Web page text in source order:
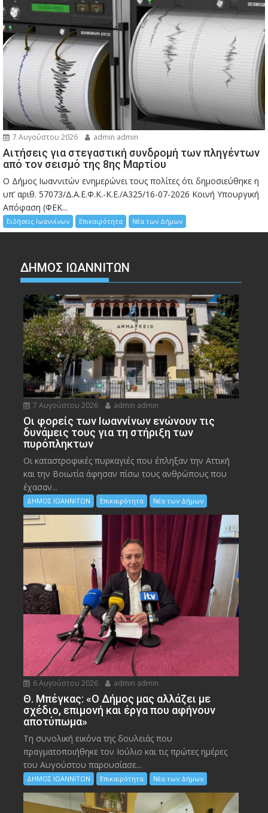
7 Αυγούστου 2026 admin admin
Αιτήσεις για στεγαστική συνδρομή των πληγέντων
από τον σεισμό της 8ης Μαρτίου
Ο Δήμος Ιωαννιτών ενημερώνει τους πολίτες ότι δημοσιεύθηκε η
υπ’ αριθ. 57073/Δ.Α.Ε.Φ.Κ.-Κ.Ε./Α325/16-07-2026 Κοινή Υπουργική
Απόφαση (ΦΕΚ...
Ειδήσεις Ιωαννίνων Επικαιρότητα Νέα των Δήμων
ΔΗΜΟΣ ΙΩΑΝΝΙΤΩΝ
7 Αυγούστου 2026 admin admin
Οι φορείς των Ιωαννίνων ενώνουν τις
δυνάμεις τους για τη στήριξη των
πυρόπληκτων
Οι καταστροφικές πυρκαγιές που έπληξαν την Αττική
και την Bοιωτία άφησαν πίσω τους ανθρώπους που
έχασαν...
ΔΗΜΟΣ ΙΩΑΝΝΙΤΩΝ Επικαιρότητα Νέα των Δήμων
6 Αυγούστου 2026 admin admin
Θ. Μπέγκας: «Ο Δήμος μας αλλάζει με
σχέδιο, επιμονή και έργα που αφήνουν
αποτύπωμα»
Τη συνολική εικόνα της δουλειάς που
πραγματοποιήθηκε τον Ιούλιο και τις πρώτες ημέρες
του Αυγούστου παρουσίασε...
ΔΗΜΟΣ ΙΩΑΝΝΙΤΩΝ Επικαιρότητα Νέα των Δήμων